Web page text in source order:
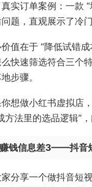
实订单案例：一款
题，直观展示了冷
值在于 “降低试错
快速筛选符合三个
步骤。
想做小红书虚拟店
方法里的选品逻辑”
赚钱信息差3——抖音
分享一个做抖音短